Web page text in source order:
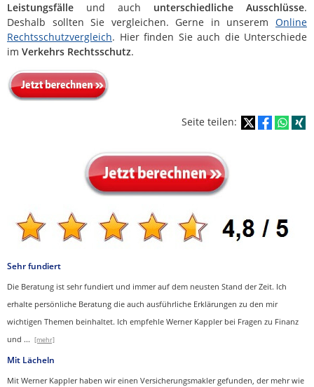
Leistungsfälle und auch unterschiedliche Ausschlüsse.
Deshalb sollten Sie vergleichen. Gerne in unserem Online
Rechtsschutzvergleich. Hier finden Sie auch die Unterschiede
im Verkehrs Rechtsschutz.
Seite teilen:
Sehr fundiert
Die Beratung ist sehr fundiert und immer auf dem neusten Stand der Zeit. Ich
erhalte persönliche Beratung die auch ausführliche Erklärungen zu den mir
wichtigen Themen beinhaltet. Ich empfehle Werner Kappler bei Fragen zu Finanz
und ... [mehr]
Mit Lächeln
Mit Werner Kappler haben wir einen Ver­sicherungs­makler gefunden, der mehr wie